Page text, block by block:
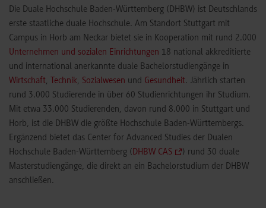
Die Duale Hochschule Baden-Württemberg (DHBW) ist Deutschlands
erste staatliche duale Hochschule. Am Standort Stuttgart mit
Campus in Horb am Neckar bietet sie in Kooperation mit rund 2.000
Unternehmen und sozialen Einrichtungen 18 national akkreditierte
und international anerkannte duale Bachelorstudiengänge in
Wirtschaft, Technik, Sozialwesen und Gesundheit. Jährlich starten
rund 3.000 Studierende in über 60 Studienrichtungen ihr Studium.
Mit etwa 33.000 Studierenden, davon rund 8.000 in Stuttgart und
Horb, ist die DHBW die größte Hochschule Baden-Württembergs.
Ergänzend bietet das Center for Advanced Studies der Dualen
Hochschule Baden-Württemberg (DHBW CAS
) rund 30 duale
Masterstudiengänge, die direkt an ein Bachelorstudium der DHBW
anschließen.